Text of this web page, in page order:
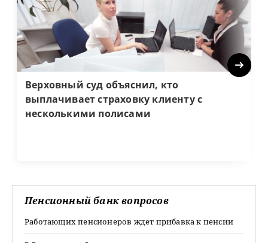
Верховный суд объяснил, кто
выплачивает страховку клиенту с
несколькими полисами
Next
Пенсионный банк вопросов
Работающих пенсионеров ждет прибавка к пенсии